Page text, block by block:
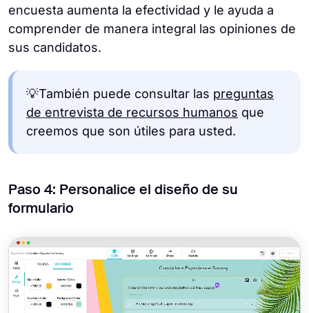
encuesta aumenta la efectividad y le ayuda a
comprender de manera integral las opiniones de
sus candidatos.
💡También puede consultar las preguntas
de entrevista de recursos humanos que
creemos que son útiles para usted.
Paso 4: Personalice el diseño de su
formulario